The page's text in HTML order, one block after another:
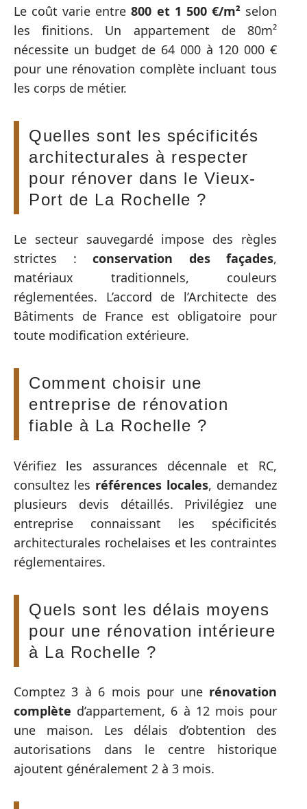
Le coût varie entre800 et 1 500 €/m²selon
les finitions. Un appartement de 80m²
nécessite un budget de 64 000 à 120 000 €
pour une rénovation complète incluant tous
les corps de métier.
Quelles sont les spécificités
architecturales à respecter
pour rénover dans le Vieux-
Port de La Rochelle ?
Le secteur sauvegardé impose des règles
strictes : conservation des façades,
matériaux traditionnels, couleurs
réglementées. L’accord de l’Architecte des
Bâtiments de France est obligatoire pour
toute modification extérieure.
Comment choisir une
entreprise de rénovation
fiable à La Rochelle ?
Vérifiez les assurances décennale et RC,
consultez les références locales, demandez
plusieurs devis détaillés. Privilégiez une
entreprise connaissant les spécificités
architecturales rochelaises et les contraintes
réglementaires.
Quels sont les délais moyens
pour une rénovation intérieure
à La Rochelle ?
Comptez 3 à 6 mois pour une rénovation
complète d’appartement, 6 à 12 mois pour
une maison. Les délais d’obtention des
autorisations dans le centre historique
ajoutent généralement 2 à 3 mois.